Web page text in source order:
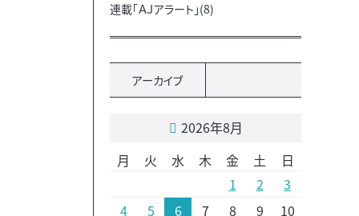
連載「ＡＪアラート」(8)
アーカイブ
2026年8月
月
火 水 木 金 土
日
1
2
3
4
5 6 7 8 9 10